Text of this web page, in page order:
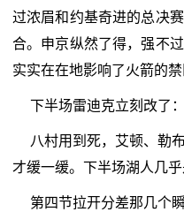
过浓眉和约基奇进的总决
合。申京纵然了得，强不
实实在在地影响了火箭的禁
下半场雷迪克立刻改了：
八村用到死，艾顿、勒
才缓一缓。下半场湖人几
第四节拉开分差那几个瞬